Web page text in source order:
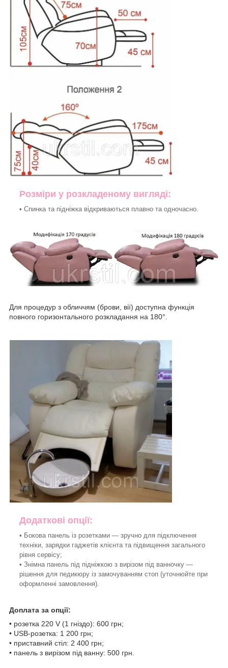
Розміри у розкладеному вигляді:
• Спинка та підніжка відкриваються плавно та одночасно.
Для процедур з обличчям (брови, вії) доступна функція
повного горизонтального розкладання на 180°.
Додаткові опції:
• Бокова панель із розетками — зручно для підключення
техніки, зарядки гаджетів клієнта та підвищення загального
рівня сервісу;
• Знімна панель під підніжкою з вирізом під ванночку —
рішення для педикюру із замочуванням стоп (уточнюйте при
оформленні замовлення).
Доплата за опції:
• розетка 220 V (1 гніздо): 600 грн;
• USB-розетка: 1 200 грн;
• приставний стіл: 2 400 грн;
• панель з вирізом під ванну: 500 грн.